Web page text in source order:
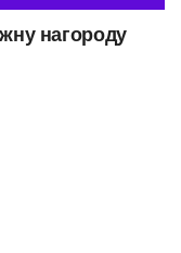
нагороду